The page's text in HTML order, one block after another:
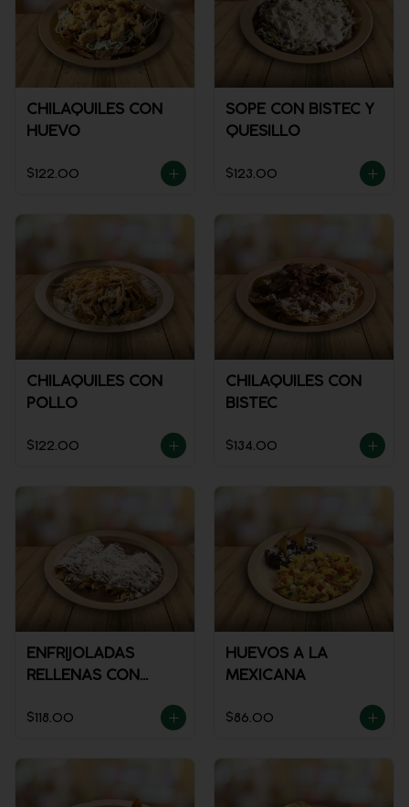
CHILAQUILES CON
HUEVO
$122.00
SOPE CON BISTEC Y
QUESILLO
$123.00
CHILAQUILES CON
POLLO
$122.00
CHILAQUILES CON
BISTEC
$134.00
ENFRIJOLADAS
RELLENAS CON
$118.00
HUEVOS A LA
MEXICANA
$86.00